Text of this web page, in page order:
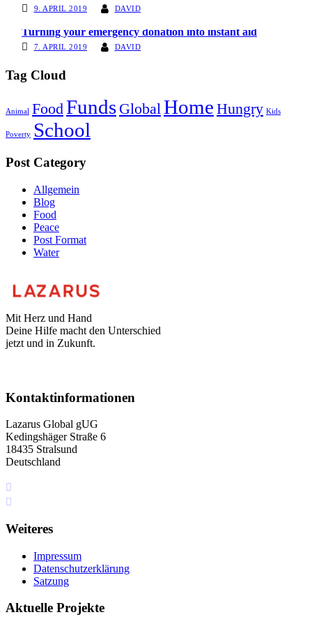
9. APRIL 2019 DAVID
Turning your emergency donation into instant aid
7. APRIL 2019 DAVID
Tag Cloud
Animal FoodFunds GlobalHome Hungry Kids
Poverty School
Post Category
Allgemein
Blog
Food
Peace
Post Format
Water
Mit Herz und Hand
Deine Hilfe macht den Unterschied
jetzt und in Zukunft.
Kontaktinformationen
Lazarus Global gUG
Kedingshäger Straße 6
18435 Stralsund
Deutschland
Weiteres
Impressum
Datenschutzerklärung
Satzung
Aktuelle Projekte